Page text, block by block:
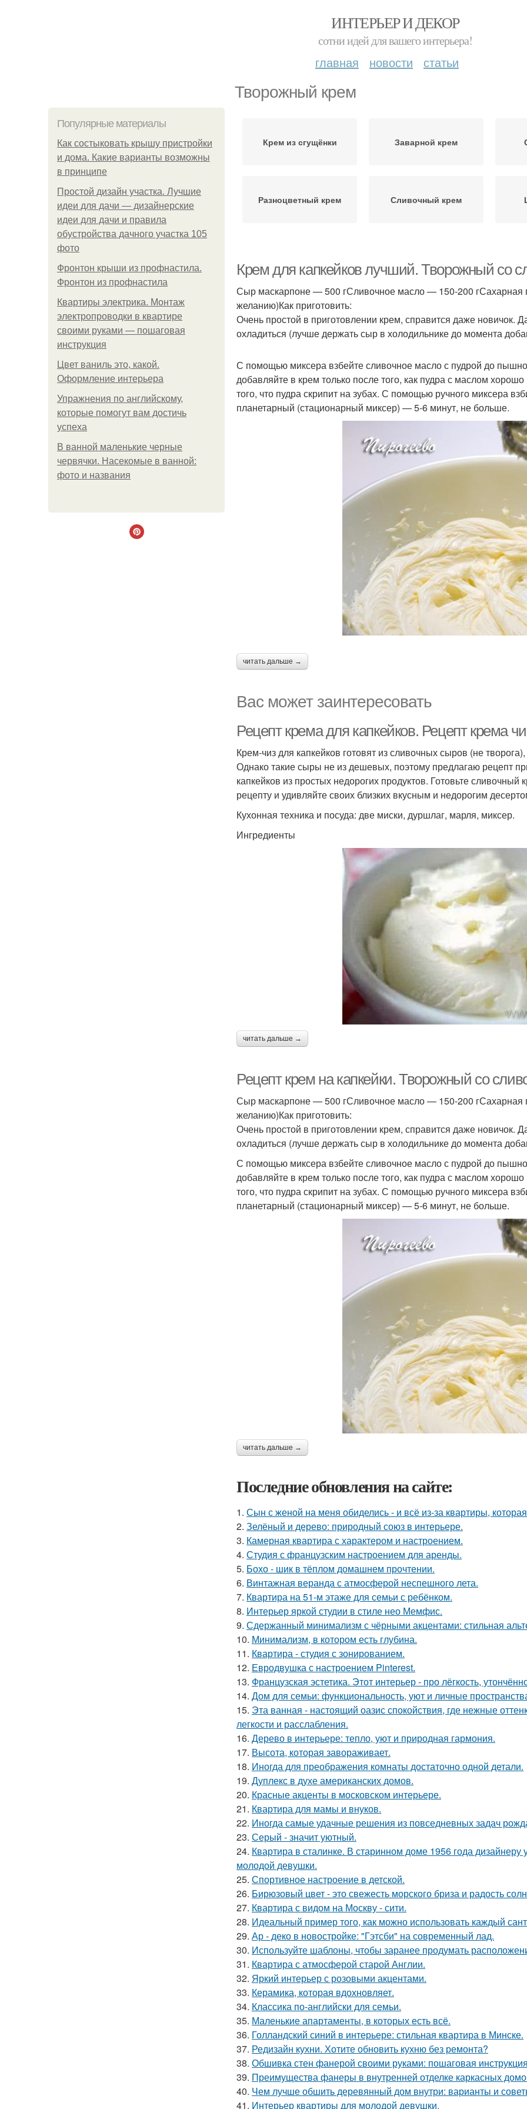
ИНТЕРЬЕР И ДЕКОР
сотни идей для вашего интерьера!
главная новости статьи
Творожный крем
Популярные материалы
Как состыковать крышу пристройки
и дома. Какие варианты возможны
в принципе
Простой дизайн участка. Лучшие
идеи для дачи — дизайнерские
идеи для дачи и правила
обустройства дачного участка 105
фото
Фронтон крыши из профнастила.
Фронтон из профнастила
Квартиры электрика. Монтаж
электропроводки в квартире
своими руками — пошаговая
инструкция
Цвет ваниль это, какой.
Оформление интерьера
Упражнения по английскому,
которые помогут вам достичь
успеха
В ванной маленькие черные
червячки. Насекомые в ванной:
фото и названия
Крем из сгущёнки Заварной крем
Разноцветный крем Сливочный крем
шоколадного крема
Крем для капкейков лучший. Творожный со
Сыр маскарпоне — 500 гСливочное масло — 150-200 гСахарная
желанию)Как приготовить:
Очень простой в приготовлении крем, справится даже новичок.
охладиться (лучше держать сыр в холодильнике до момента
С помощью миксера взбейте сливочное масло с пудрой до
добавляйте в крем только после того, как пудра с маслом
того, что пудра скрипит на зубах. С помощью ручного миксера
планетарный (стационарный миксер) — 5-6 минут, не больше.
читать дальше →
Вас может заинтересовать
Рецепт крема для капкейков. Рецепт крема
Крем-чиз для капкейков готовят из сливочных сыров (не
Однако такие сыры не из дешевых, поэтому предлагаю рецепт
капкейков из простых недорогих продуктов. Готовьте
рецепту и удивляйте своих близких вкусным и недорогим
Кухонная техника и посуда: две миски, дуршлаг, марля, миксер.
Ингредиенты
читать дальше →
Рецепт крем на капкейки. Творожный со
Сыр маскарпоне — 500 гСливочное масло — 150-200 гСахарная
желанию)Как приготовить:
Очень простой в приготовлении крем, справится даже новичок.
охладиться (лучше держать сыр в холодильнике до момента
С помощью миксера взбейте сливочное масло с пудрой до
добавляйте в крем только после того, как пудра с маслом
того, что пудра скрипит на зубах. С помощью ручного миксера
планетарный (стационарный миксер) — 5-6 минут, не больше.
читать дальше →
Последние обновления на сайте:
1. Сын с женой на меня обиделись - и всё из-за квартиры,
2. Зелёный и дерево: природный союз в интерьере.
3. Камерная квартира с характером и настроением.
4. Студия с французским настроением для аренды.
5. Бохо - шик в тёплом домашнем прочтении.
6. Винтажная веранда с атмосферой неспешного лета.
7. Квартира на 51-м этаже для семьи с ребёнком.
8. Интерьер яркой студии в стиле нео Мемфис.
9. Сдержанный минимализм с чёрными акцентами: стильная
10. Минимализм, в котором есть глубина.
11. Квартира - студия с зонированием.
12. Евродвушка с настроением Pinterest.
13. Французская эстетика. Этот интерьер - про лёгкость,
14. Дом для семьи: функциональность, уют и личные
15. Эта ванная - настоящий оазис спокойствия, где нежные
легкости и расслабления.
16. Дерево в интерьере: тепло, уют и природная гармония.
17. Высота, которая завораживает.
18. Иногда для преображения комнаты достаточно одной детали.
19. Дуплекс в духе американских домов.
20. Красные акценты в московском интерьере.
21. Квартира для мамы и внуков.
22. Иногда самые удачные решения из повседневных задач
23. Серый - значит уютный.
24. Квартира в сталинке. В старинном доме 1956 года
молодой девушки.
25. Спортивное настроение в детской.
26. Бирюзовый цвет - это свежесть морского бриза и радость
27. Квартира с видом на Москву - сити.
28. Идеальный пример того, как можно использовать каждый
29. Ар - деко в новостройке: "Гэтсби" на современный лад.
30. Используйте шаблоны, чтобы заранее продумать
31. Квартира с атмосферой старой Англии.
32. Яркий интерьер с розовыми акцентами.
33. Керамика, которая вдохновляет.
34. Классика по-английски для семьи.
35. Маленькие апартаменты, в которых есть всё.
36. Голландский синий в интерьере: стильная квартира в Минске.
37. Редизайн кухни. Хотите обновить кухню без ремонта?
38. Обшивка стен фанерой своими руками: пошаговая
39. Преимущества фанеры в внутренней отделке каркасных
40. Чем лучше обшить деревянный дом внутри: варианты и
41. Интерьер квартиры для молодой девушки.